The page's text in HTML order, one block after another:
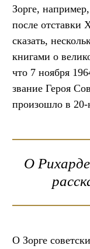
Зорге,
после отставки
сказать,
книгами о
что 7 ноября
звание Героя
произошло в
О
О Зорге